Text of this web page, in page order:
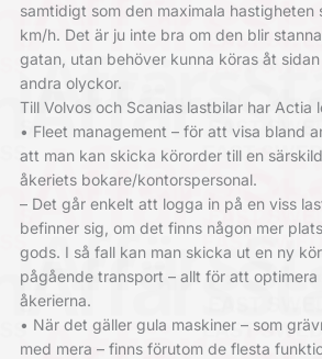
samtidigt som den maximala hastigheten
km/h. Det är ju inte bra om den blir
gatan, utan behöver kunna köras åt
andra olyckor.
Till Volvos och Scanias lastbilar har Actia
• Fleet management – för att visa bland
att man kan skicka körorder till en
åkeriets bokare/kontorspersonal.
– Det går enkelt att logga in på en viss
befinner sig, om det finns någon mer
gods. I så fall kan man skicka ut en ny
pågående transport – allt för att
åkerierna.
• När det gäller gula maskiner – som
med mera – finns förutom de flesta